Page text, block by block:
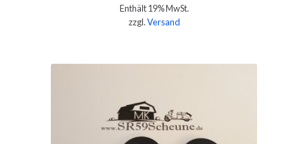
Enthält 19% MwSt.
zzgl.Versand